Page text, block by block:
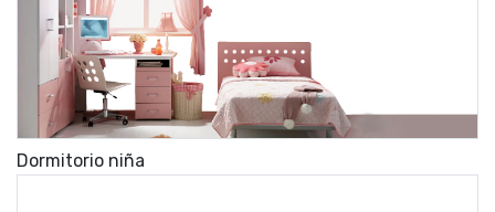
Dormitorio niña